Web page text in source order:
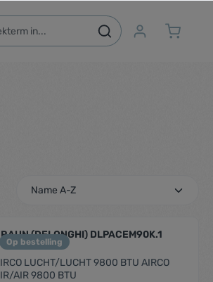
Op bestelling
(DELONGHI) DLPACEM90K.1
LUCHT/LUCHT 9800 BTU AIRCO
AIR 9800 BTU